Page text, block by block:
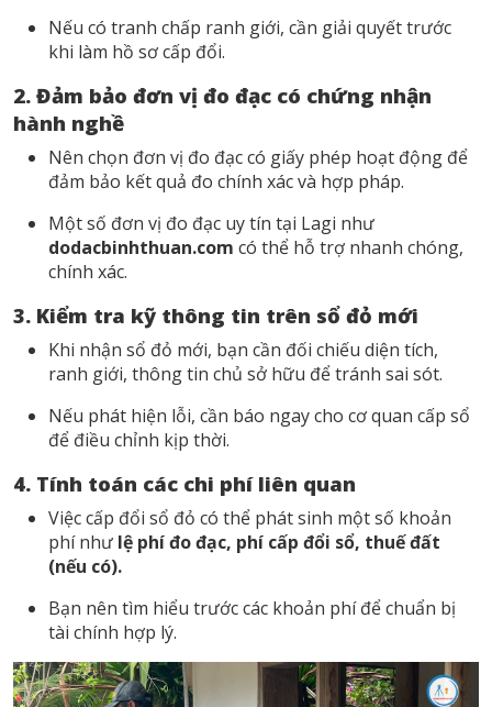
Nếu có tranh chấp ranh giới, cần giải quyết trước
khi làm hồ sơ cấp đổi.
2. Đảm bảo đơn vị đo đạc có chứng nhận
hành nghề
Nên chọn đơn vị đo đạc có giấy phép hoạt động để
đảm bảo kết quả đo chính xác và hợp pháp.
Một số đơn vị đo đạc uy tín tại Lagi như
dodacbinhthuan.com có thể hỗ trợ nhanh chóng,
chính xác.
3. Kiểm tra kỹ thông tin trên sổ đỏ mới
Khi nhận sổ đỏ mới, bạn cần đối chiếu diện tích,
ranh giới, thông tin chủ sở hữu để tránh sai sót.
Nếu phát hiện lỗi, cần báo ngay cho cơ quan cấp sổ
để điều chỉnh kịp thời.
4. Tính toán các chi phí liên quan
Việc cấp đổi sổ đỏ có thể phát sinh một số khoản
phí như lệ phí đo đạc, phí cấp đổi sổ, thuế đất
(nếu có).
Bạn nên tìm hiểu trước các khoản phí để chuẩn bị
tài chính hợp lý.